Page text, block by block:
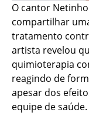
O cantor
compartilhar
tratamento
artista revelou
quimioterapia
reagindo de
apesar dos
equipe de saúde.